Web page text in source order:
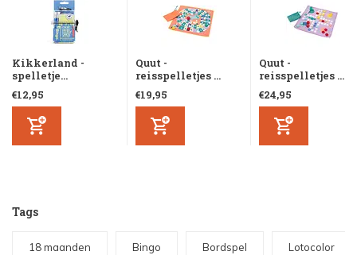
Kikkerland -
spelletje...
€12,95
Quut -
reisspelletjes ...
€19,95
Quut -
reisspelletjes ...
€24,95
Tags
18 maanden Bingo Bordspel Lotocolor